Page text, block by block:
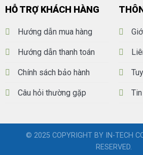
HỖ TRỢ KHÁCH HÀNG
Hướng dẫn mua hàng
Hướng dẫn thanh toán
Chính sách bảo hành
Câu hỏi thường gặp
© 2025 COPYRIGHT BY IN-TECH
RESERVED.